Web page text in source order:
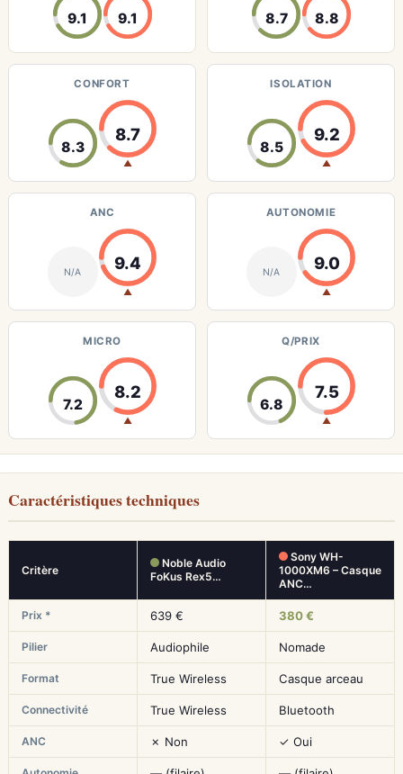
9.1 9.1 8.7 8.8
CONFORT
8.3
8.7
▲
ISOLATION
8.5
9.2
▲
ANC
N/A 9.4
▲
AUTONOMIE
N/A 9.0
▲
MICRO
7.2
8.2
▲
Q/PRIX
6.8
7.5
▲
Caractéristiques techniques
Critère
Noble Audio
FoKus Rex5…
Sony WH-
1000XM6 – Casque
ANC…
Prix * 639 € 380 €
Pilier Audiophile Nomade
Format True Wireless Casque arceau
Connectivité True Wireless Bluetooth
ANC ✗ Non ✓ Oui